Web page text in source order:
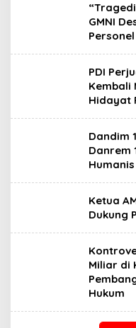
GMNI
PDI
Kembali
Hidayat
Dandim
Danrem
Humanis
Ketua
Dukung
Miliar di
Hukum